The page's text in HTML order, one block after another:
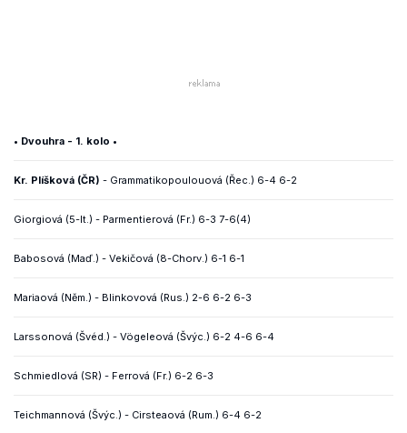
• Dvouhra - 1. kolo •
Kr. Plíšková (ČR) - Grammatikopoulouová (Řec.) 6-4 6-2
Giorgiová (5-It.) - Parmentierová (Fr.) 6-3 7-6(4)
Babosová (Maď.) - Vekičová (8-Chorv.) 6-1 6-1
Mariaová (Něm.) - Blinkovová (Rus.) 2-6 6-2 6-3
Larssonová (Švéd.) - Vögeleová (Švýc.) 6-2 4-6 6-4
Schmiedlová (SR) - Ferrová (Fr.) 6-2 6-3
Teichmannová (Švýc.) - Cirsteaová (Rum.) 6-4 6-2